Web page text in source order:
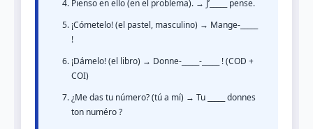
Pienso en ello (en el problema). → J’_____ pense.
¡Cómetelo! (el pastel, masculino) → Mange-_____
!
¡Dámelo! (el libro) → Donne-_____-_____ ! (COD +
COI)
¿Me das tu número? (tú a mí) → Tu _____ donnes
ton numéro ?